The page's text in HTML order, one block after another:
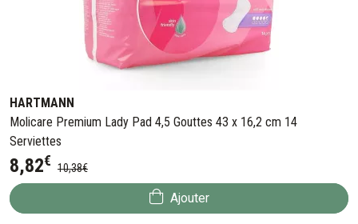
HARTMANN
Molicare Premium Lady Pad 4,5 Gouttes 43 x 16,2 cm 14
Serviettes
8,82€ 10,38€
Ajouter